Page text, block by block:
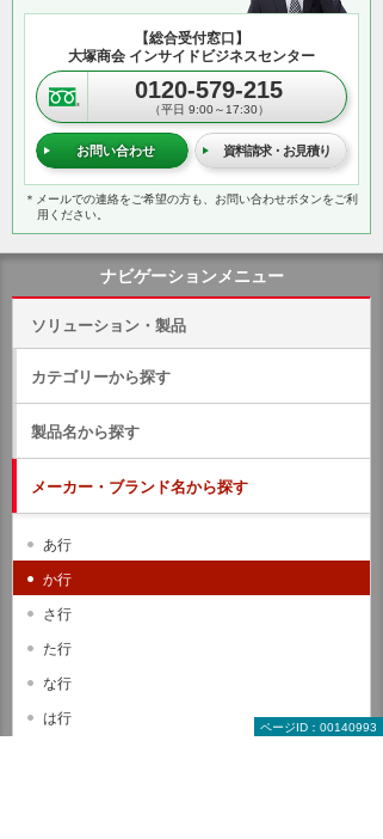
【総合受付窓口】
大塚商会 インサイドビジネスセンター
0120-579-215
（平日 9:00～17:30）
お問い合わせ 資料請求・お見積り
＊メールでの連絡をご希望の方も、お問い合わせボタンをご利
用ください。
ページID：00140993
ナビゲーションメニュー
ソリューション・製品
カテゴリーから探す
製品名から探す
メーカー・ブランド名から探す
あ行
か行
さ行
た行
な行
は行